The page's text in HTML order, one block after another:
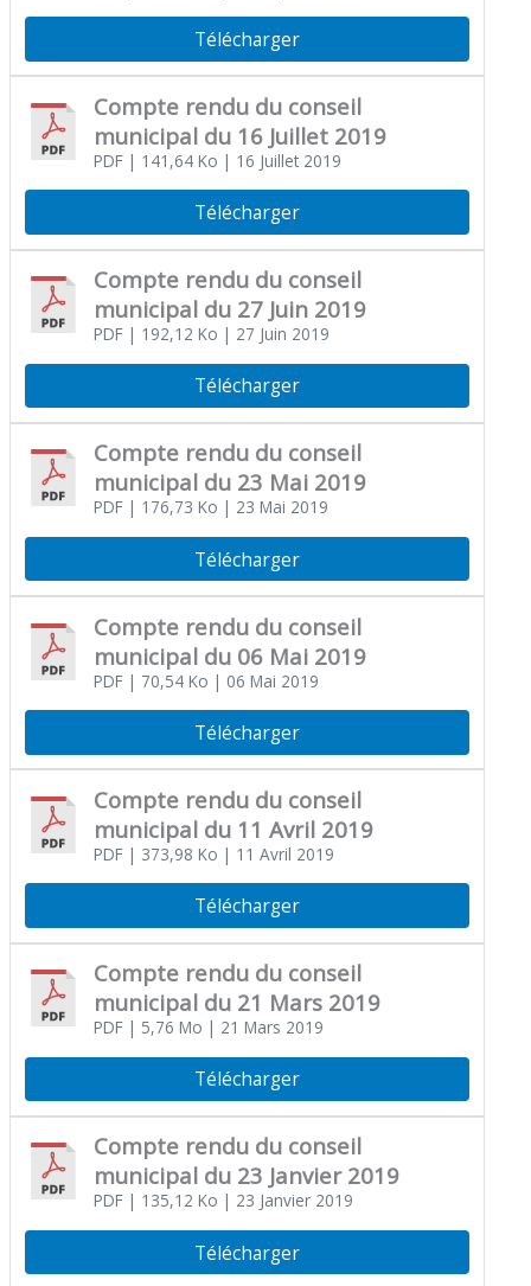
Télécharger
Compte rendu du conseil
municipal du 16 Juillet 2019
PDF| 141,64 Ko | 16 Juillet 2019
Télécharger
Compte rendu du conseil
municipal du 27 Juin 2019
PDF| 192,12 Ko | 27 Juin 2019
Télécharger
Compte rendu du conseil
municipal du 23 Mai 2019
PDF| 176,73 Ko | 23 Mai 2019
Télécharger
Compte rendu du conseil
municipal du 06 Mai 2019
PDF| 70,54 Ko | 06 Mai 2019
Télécharger
Compte rendu du conseil
municipal du 11 Avril 2019
PDF| 373,98 Ko | 11 Avril 2019
Télécharger
Compte rendu du conseil
municipal du 21 Mars 2019
PDF| 5,76 Mo | 21 Mars 2019
Télécharger
Compte rendu du conseil
municipal du 23 Janvier 2019
PDF| 135,12 Ko | 23 Janvier 2019
Télécharger